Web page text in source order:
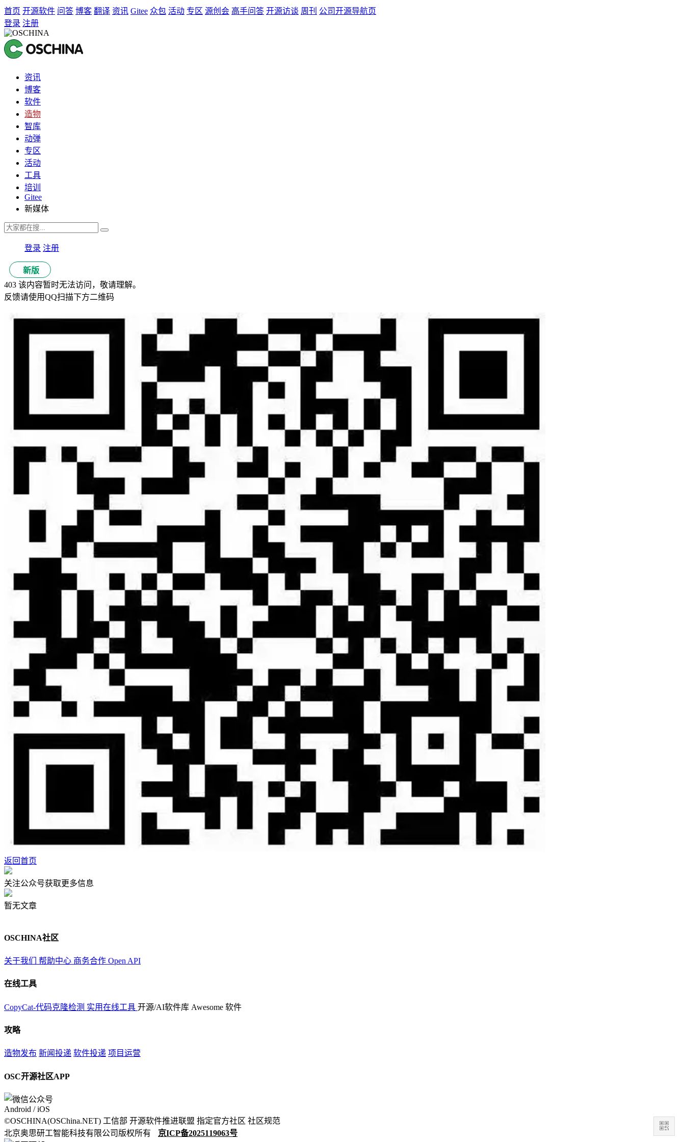
首页 开源软件 问答 博客 翻译 资讯 Gitee 众包 活动 专区 源创会 高手问答 开源访谈 周刊 公司开源导航页
登录 注册
资讯
博客
软件
造物
智库
动弹
专区
活动
工具
培训
Gitee
新媒体
登录 注册
新版
403 该内容暂时无法访问，敬请理解。
反馈请使用QQ扫描下方二维码
返回首页
关注公众号获取更多信息
暂无文章
OSCHINA社区
关于我们 帮助中心 商务合作 Open API
在线工具
CopyCat-代码克隆检测 实用在线工具 开源/AI软件库 Awesome 软件
攻略
造物发布 新闻投递 软件投递 项目运营
OSC开源社区APP
Android / iOS
©OSCHINA(OSChina.NET) 工信部 开源软件推进联盟 指定官方社区 社区规范
北京奥思研工智能科技有限公司版权所有
京ICP备2025119063号